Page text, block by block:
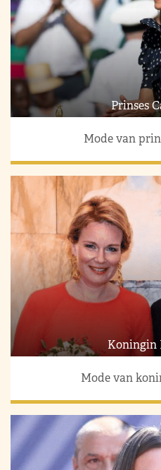
Prinses
Mode van
Koningin
Mode van